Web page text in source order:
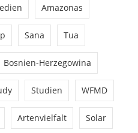
Amazonas
Sana Tua
Bosnien-Herzegowina
Studien WFMD
Artenvielfalt Solar